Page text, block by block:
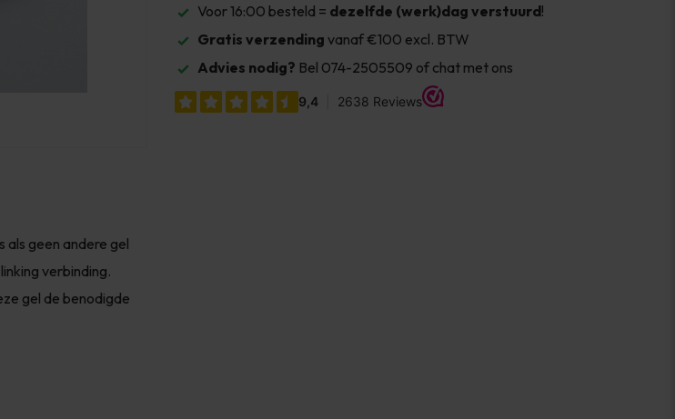
als geen andere gel
verbinding.
gel de benodigde
Voor 16:00 besteld = dezelfde (werk)dag verstuurd!
Gratis verzending vanaf €100 excl. BTW
Advies nodig? Bel 074-2505509 of chat met ons